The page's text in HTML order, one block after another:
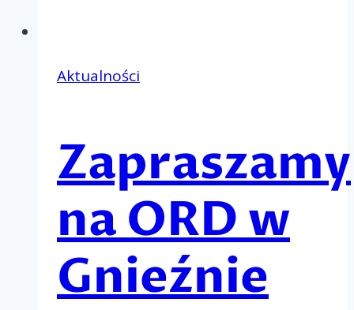
Aktualności
Zapraszamy
na ORD w
Gnieźnie